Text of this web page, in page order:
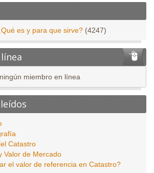
es y para que sirve? (4247)
miembro en línea
Catastro
Valor de Mercado
el valor de referencia en Catastro?